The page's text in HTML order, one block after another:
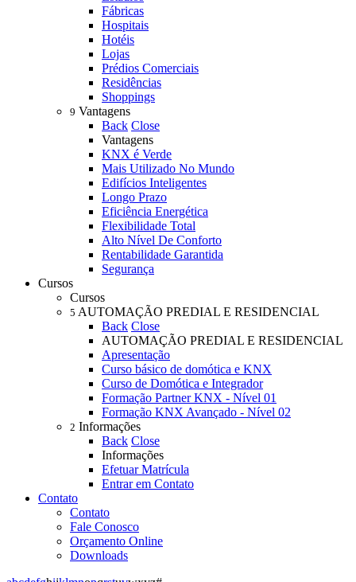
Fábricas
Hospitais
Hotéis
Lojas
Prédios Comerciais
Residências
Shoppings
9 Vantagens
Back Close
Vantagens
KNX é Verde
Mais Utilizado No Mundo
Edifícios Inteligentes
Longo Prazo
Eficiência Energética
Flexibilidade Total
Alto Nível De Conforto
Rentabilidade Garantida
Segurança
Cursos
Cursos
5 AUTOMAÇÃO PREDIAL E RESIDENCIAL
Back Close
AUTOMAÇÃO PREDIAL E RESIDENCIAL
Apresentação
Curso básico de domótica e KNX
Curso de Domótica e Integrador
Formação Partner KNX - Nível 01
Formação KNX Avançado - Nível 02
2 Informações
Back Close
Informações
Efetuar Matrícula
Entrar em Contato
Contato
Contato
Fale Conosco
Orçamento Online
Downloads